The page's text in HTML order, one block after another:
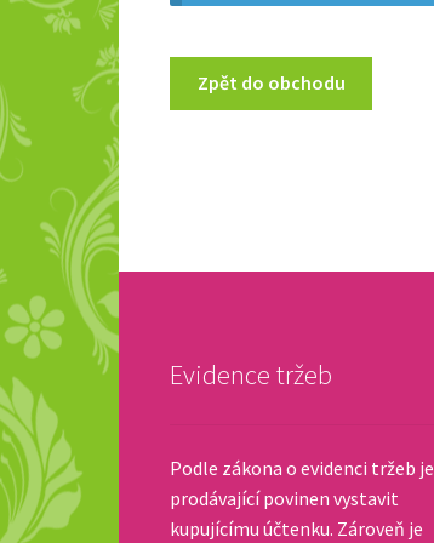
Zpět do obchodu
Evidence tržeb
Podle zákona o evidenci tržeb je
prodávající povinen vystavit
kupujícímu účtenku. Zároveň je